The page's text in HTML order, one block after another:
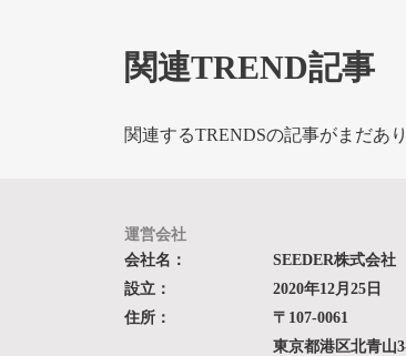
関連TREND記事
関連するTRENDSの記事がまだあり
運営会社
会社名：
SEEDER株式会社
設立：
2020年12月25日
住所：
〒107-0061
東京都港区北青山